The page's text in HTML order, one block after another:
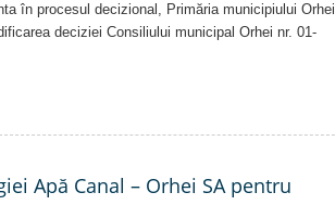
în procesul decizional, Primăria municipiului Orhei
deciziei Consiliului municipal Orhei nr. 01-
Apă Canal – Orhei SA pentru